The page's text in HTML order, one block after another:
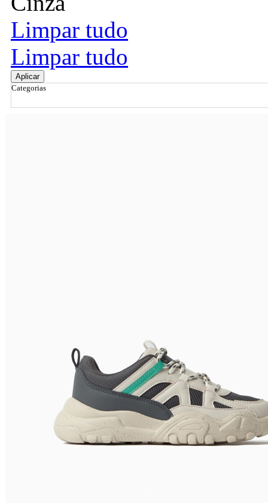
Limpar tudo
Limpar tudo
Aplicar
Categorias